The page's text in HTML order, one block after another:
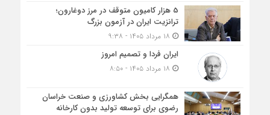
5 هزار کامیون متوقف در مرز دوغارون؛
ترانزیت ایران در آزمون بزرگ
ایران فردا و تصمیم امروز
همگرایی بخش کشاورزی و صنعت خراسان
رضوی برای توسعه تولید بدون کارخانه